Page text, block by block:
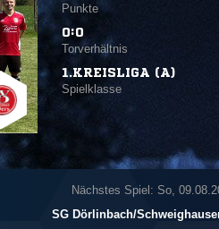
Punkte
0:0
Torverhältnis
1.KREISLIGA (A)
Spielklasse
Nächstes Spiel: So,
SG Dörlinbach/​